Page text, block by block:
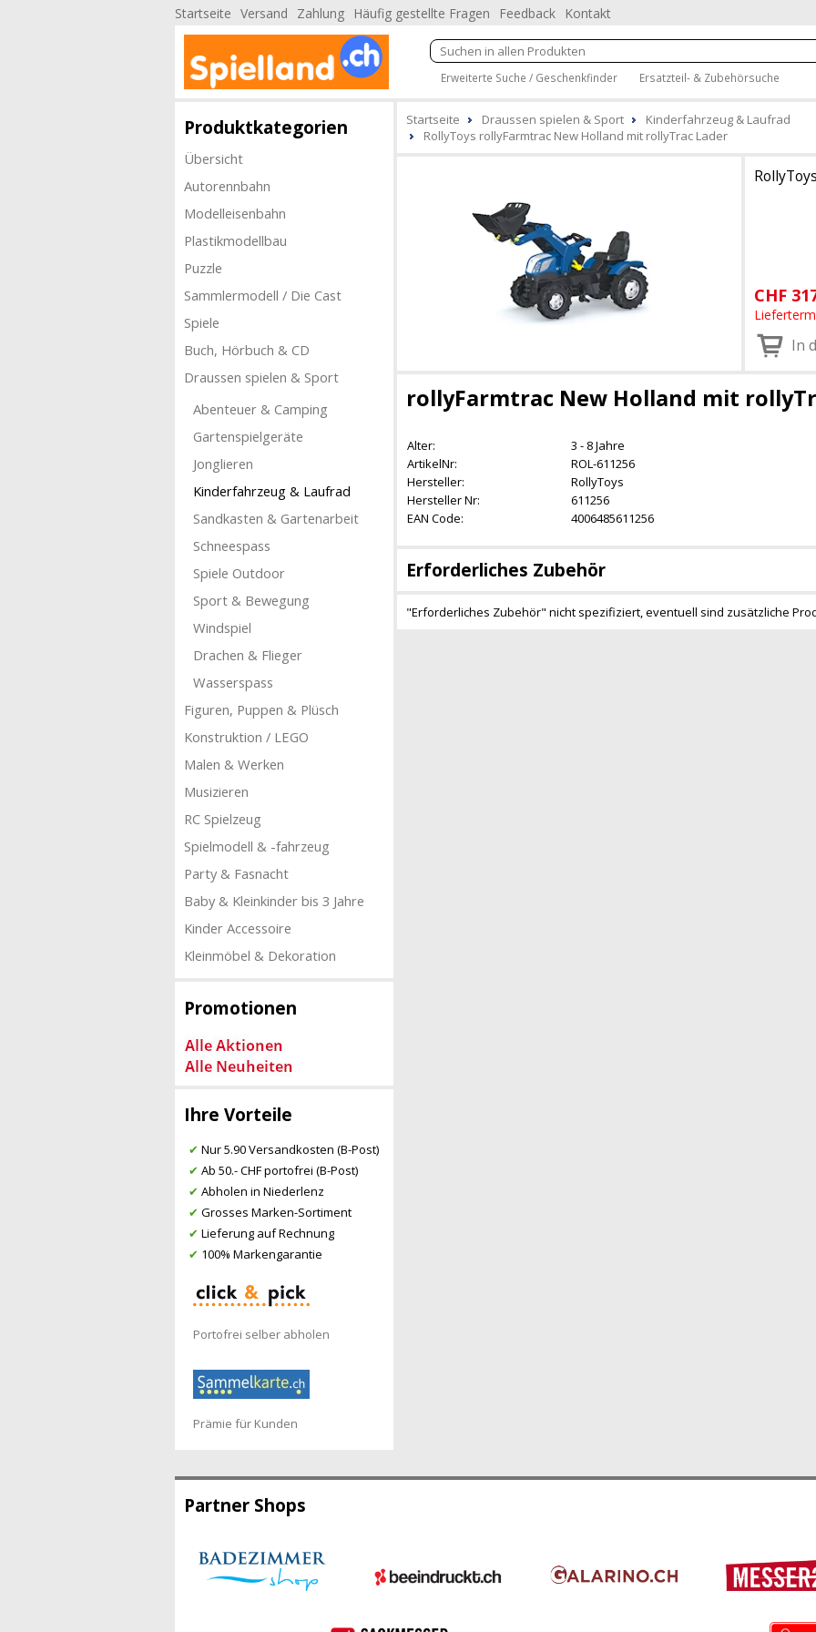
Startseite Versand Zahlung Häufig gestellte Fragen Feedback Kontakt
Erweiterte Suche / Geschenkfinder Ersatzteil- & Zubehörsuche
Produktkategorien
Übersicht
Autorennbahn
Modelleisenbahn
Plastikmodellbau
Puzzle
Sammlermodell / Die Cast
Spiele
Buch, Hörbuch & CD
Draussen spielen & Sport
Abenteuer & Camping
Gartenspielgeräte
Jonglieren
Kinderfahrzeug & Laufrad
Sandkasten & Gartenarbeit
Schneespass
Spiele Outdoor
Sport & Bewegung
Windspiel
Drachen & Flieger
Wasserspass
Figuren, Puppen & Plüsch
Konstruktion / LEGO
Malen & Werken
Musizieren
RC Spielzeug
Spielmodell & -fahrzeug
Party & Fasnacht
Baby & Kleinkinder bis 3 Jahre
Kinder Accessoire
Kleinmöbel & Dekoration
Promotionen
Ihre Vorteile
✔ Nur 5.90 Versandkosten (B-Post)
✔ Ab 50.- CHF portofrei (B-Post)
✔ Abholen in Niederlenz
✔ Grosses Marken-Sortiment
✔ Lieferung auf Rechnung
✔ 100% Markengarantie
Portofrei selber abholen
Prämie für Kunden
Startseite Draussen spielen & Sport
Kinderfahrzeug & Laufrad
RollyToys rollyFarmtrac New Holland mit rollyTrac Lader
RollyToys
CHF
In
rollyFarmtrac New Holland mit
Alter:
3 - 8 Jahre
ArtikelNr:
ROL-611256
Hersteller:
RollyToys
Hersteller Nr:
611256
EAN Code:
4006485611256
Erforderliches Zubehör
"Erforderliches Zubehör" nicht spezifiziert, eventuell sind zusätzliche
Partner Shops